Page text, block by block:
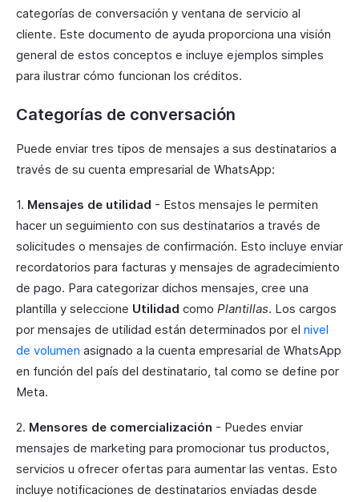
categorías de conversación y ventana de servicio al
cliente. Este documento de ayuda proporciona una visión
general de estos conceptos e incluye ejemplos simples
para ilustrar cómo funcionan los créditos.
Categorías de conversación
Puede enviar tres tipos de mensajes a sus destinatarios a
través de su cuenta empresarial de WhatsApp:
1. Mensajes de utilidad - Estos mensajes le permiten
hacer un seguimiento con sus destinatarios a través de
solicitudes o mensajes de confirmación. Esto incluye enviar
recordatorios para facturas y mensajes de agradecimiento
de pago. Para categorizar dichos mensajes, cree una
plantilla y seleccione Utilidad como Plantillas. Los cargos
por mensajes de utilidad están determinados por el nivel
de volumen asignado a la cuenta empresarial de WhatsApp
en función del país del destinatario, tal como se define por
Meta.
2. Mensores de comercialización - Puedes enviar
mensajes de marketing para promocionar tus productos,
servicios u ofrecer ofertas para aumentar las ventas. Esto
incluye notificaciones de destinatarios enviadas desde